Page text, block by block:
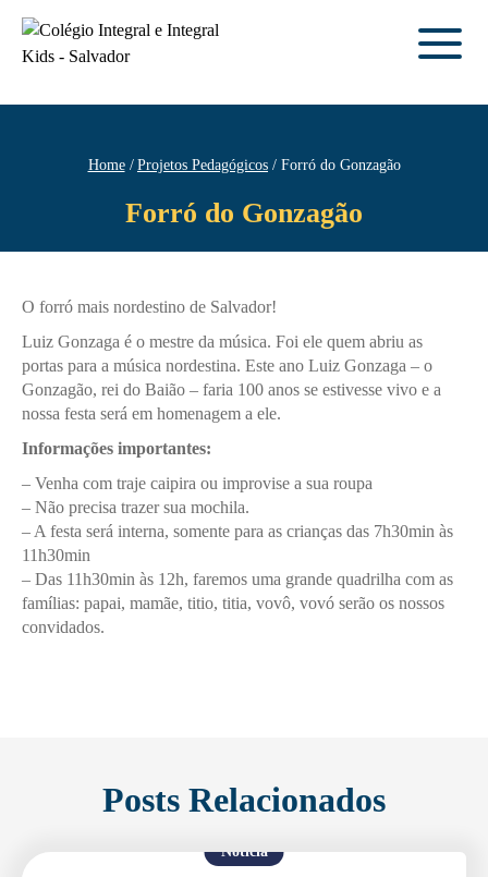
Home Projetos Pedagógicos Forró do Gonzagão
Forró do Gonzagão
O forró mais nordestino de Salvador!
Luiz Gonzaga é o mestre da música. Foi ele quem abriu as
portas para a música nordestina. Este ano Luiz Gonzaga – o
Gonzagão, rei do Baião – faria 100 anos se estivesse vivo e a
nossa festa será em homenagem a ele.
Informações importantes:
– Venha com traje caipira ou improvise a sua roupa
– Não precisa trazer sua mochila.
– A festa será interna, somente para as crianças das 7h30min às
11h30min
– Das 11h30min às 12h, faremos uma grande quadrilha com as
famílias: papai, mamãe, titio, titia, vovô, vovó serão os nossos
convidados.
Posts Relacionados
Notícia